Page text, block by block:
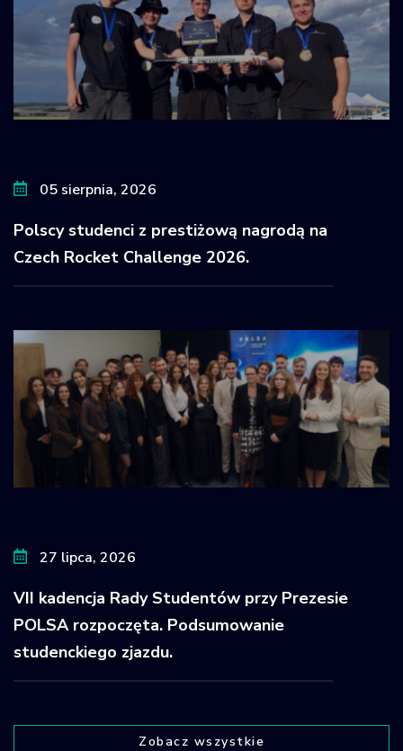
05 sierpnia, 2026
Polscy studenci z prestiżową nagrodą na
Czech Rocket Challenge 2026.
27 lipca, 2026
VII kadencja Rady Studentów przy Prezesie
POLSA rozpoczęta. Podsumowanie
studenckiego zjazdu.
Zobacz wszystkie